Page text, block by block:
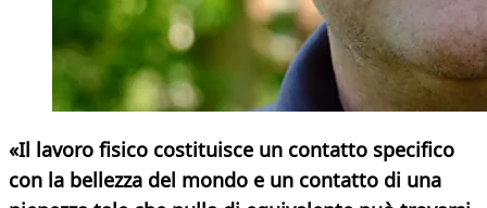
«Il lavoro fisico costituisce un contatto specifico
con la bellezza del mondo e un contatto di una